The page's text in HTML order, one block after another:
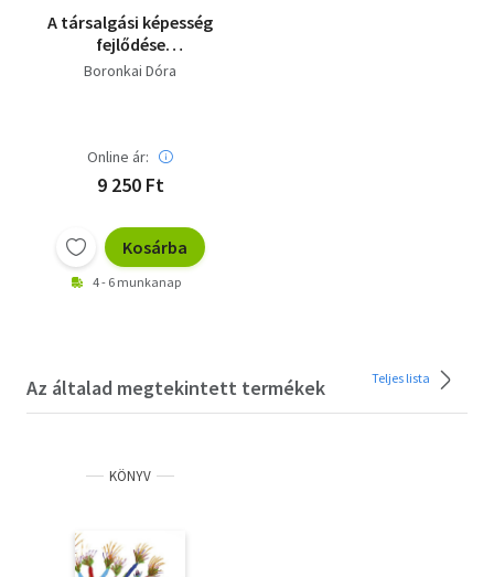
A társalgási képesség
fejlődése
gyermekkorban
Boronkai Dóra
Online ár:
9 250 Ft
Kosárba
4 - 6 munkanap
Az általad megtekintett termékek Teljes lista
KÖNYV